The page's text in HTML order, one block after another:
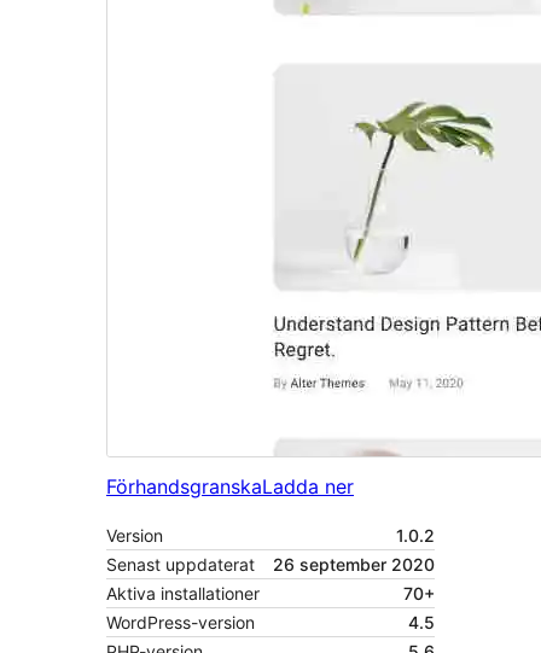
FörhandsgranskaLadda ner
Version
1.0.2
Senast uppdaterat
26 september 2020
Aktiva installationer
70+
WordPress-version
4.5